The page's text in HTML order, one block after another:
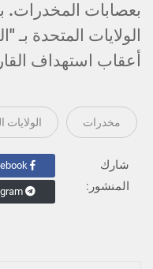
بعصابات المخدرات.
الولايات المتحدة بـ
أعقاب استهداف
مخدرات الولايات
شارك
المنشور:
Facebook
Telegram